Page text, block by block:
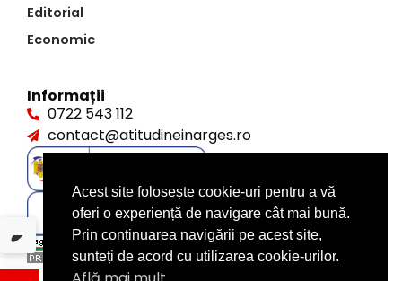
Editorial
Economic
Informații
0722 543 112
contact@atitudineinarges.ro
Acest site folosește cookie-uri pentru a vă
oferi o experiență de navigare cât mai bună.
Prin continuarea navigării pe acest site,
sunteți de acord cu utilizarea cookie-urilor.